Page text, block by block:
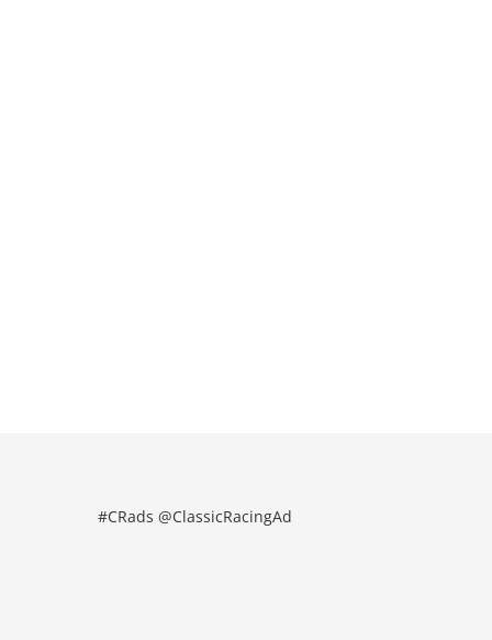
#CRads @ClassicRacingAd